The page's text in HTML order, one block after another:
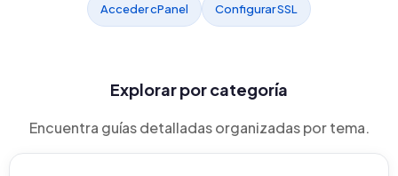
Acceder cPanel Configurar SSL
Explorar por categoría
Encuentra guías detalladas organizadas por tema.